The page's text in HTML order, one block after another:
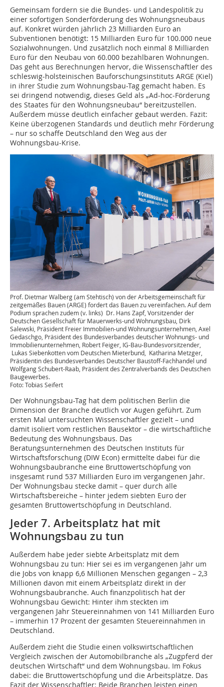
Gemeinsam fordern sie die Bundes- und Landespolitik zu
einer sofortigen Sonderförderung des Wohnungsneubaus
auf. Konkret würden jährlich 23 Milliarden Euro an
Subventionen benötigt: 15 Milliarden Euro für 100.000 neue
Sozialwohnungen. Und zusätzlich noch einmal 8 Milliarden
Euro für den Neubau von 60.000 bezahlbaren Wohnungen.
Das geht aus Berechnungen hervor, die Wissenschaftler des
schleswig-holsteinischen Bauforschungsinstituts ARGE (Kiel)
in ihrer Studie zum Wohnungsbau-Tag gemacht haben. Es
sei dringend notwendig, dieses Geld als „Ad-hoc-Förderung
des Staates für den Wohnungsneubau“ bereitzustellen.
Außerdem müsse deutlich einfacher gebaut werden. Fazit:
Keine überzogenen Standards und deutlich mehr Förderung
– nur so schaffe Deutschland den Weg aus der
Wohnungsbau-Krise.
Prof. Dietmar Walberg (am Stehtisch) von der Arbeitsgemeinschaft für
zeitgemäßes Bauen (ARGE) fordert das Bauen zu vereinfachen. Auf dem
Podium sprachen zudem (v. links) Dr. Hans Zapf, Vorsitzender der
Deutschen Gesellschaft für Mauerwerks-und Wohnungsbau, Dirk
Salewski, Präsident Freier Immobilien-und Wohnungsunternehmen, Axel
Gedaschgo, Präsident des Bundesverbandes deutscher Wohnungs- und
Immobilienunternehmen, Robert Feiger, IG-Bau-Bundesvorsitzender,
Lukas Siebenkotten vom Deutschen Mieterbund, Katharina Metzger,
Präsidentin des Bundesverbandes Deutscher Baustoff-Fachhandel und
Wolfgang Schubert-Raab, Präsident des Zentralverbands des Deutschen
Baugewerbes.
Foto: Tobias Seifert
Der Wohnungsbau-Tag hat dem politischen Berlin die
Dimension der Branche deutlich vor Augen geführt. Zum
ersten Mal untersuchten Wissenschaftler gezielt – und
damit isoliert vom restlichen Bausektor – die wirtschaftliche
Bedeutung des Wohnungsbaus. Das
Beratungsunternehmen des Deutschen Instituts für
Wirtschaftsforschung (DIW Econ) ermittelte dabei für die
Wohnungsbaubranche eine Bruttowertschöpfung von
insgesamt rund 537 Milliarden Euro im vergangenen Jahr.
Der Wohnungsbau stecke damit – quer durch alle
Wirtschaftsbereiche – hinter jedem siebten Euro der
gesamten Bruttowertschöpfung in Deutschland.
Jeder 7. Arbeitsplatz hat mit
Wohnungsbau zu tun
Außerdem habe jeder siebte Arbeitsplatz mit dem
Wohnungsbau zu tun: Hier sei es im vergangenen Jahr um
die Jobs von knapp 6,6 Millionen Menschen gegangen – 2,3
Millionen davon mit einem Arbeitsplatz direkt in der
Wohnungsbaubranche. Auch finanzpolitisch hat der
Wohnungsbau Gewicht: Hinter ihm steckten im
vergangenen Jahr Steuereinnahmen von 141 Milliarden Euro
– immerhin 17 Prozent der gesamten Steuereinnahmen in
Deutschland.
Außerdem zieht die Studie einen volkswirtschaftlichen
Vergleich zwischen der Automobilbranche als „Zugpferd der
deutschen Wirtschaft“ und dem Wohnungsbau. Im Fokus
dabei: die Bruttowertschöpfung und die Arbeitsplätze. Das
Fazit der Wissenschaftler: Beide Branchen leisten einen